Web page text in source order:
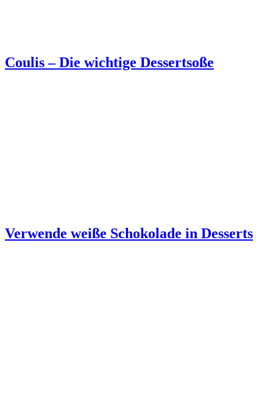
Coulis – Die wichtige Dessertsoße
Verwende weiße Schokolade in Desserts